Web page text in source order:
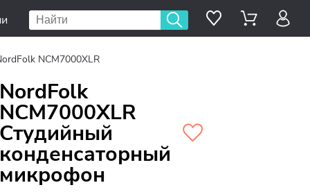
NCM7000XLR
NordFolk
NCM7000XLR
Студийный
конденсаторный
микрофон